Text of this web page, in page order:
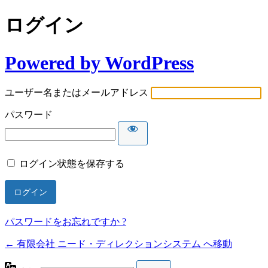
ログイン
Powered by WordPress
ユーザー名またはメールアドレス
パスワード
ログイン状態を保存する
パスワードをお忘れですか ?
← 有限会社 ニード・ディレクションシステム へ移動